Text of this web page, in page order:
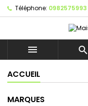
Téléphone: 0982575993
 
ACCUEIL
MARQUES